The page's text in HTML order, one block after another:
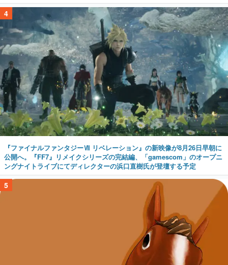
4
『ファイナルファンタジーⅦ リベレーション』の新映像が8月26日早朝に
公開へ。『FF7』リメイクシリーズの完結編、「gamescom」のオープニ
ングナイトライブにてディレクターの浜口直樹氏が登壇する予定
5